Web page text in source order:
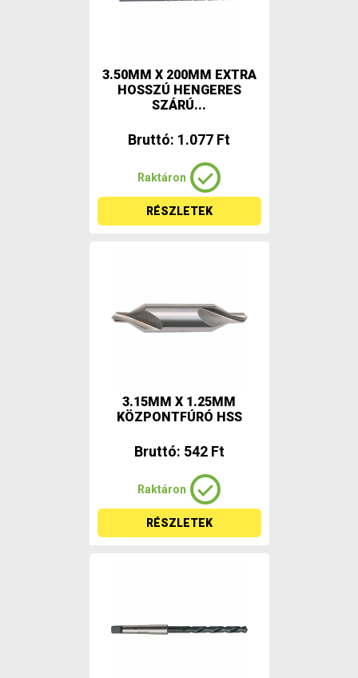
3.50MM X 200MM EXTRA
HOSSZÚ HENGERES
SZÁRÚ...
Bruttó: 1.077 Ft
Raktáron
RÉSZLETEK
3.15MM X 1.25MM
KÖZPONTFÚRÓ HSS
Bruttó: 542 Ft
Raktáron
RÉSZLETEK